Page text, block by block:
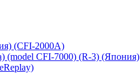
(CFI-2000A)
(model CFI-7000) (R-3) (Япония)